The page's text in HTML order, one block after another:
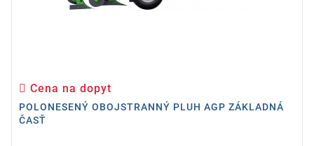
Cena na dopyt
POLONESENÝ OBOJSTRANNÝ PLUH AGP ZÁKLADNÁ
ČASŤ